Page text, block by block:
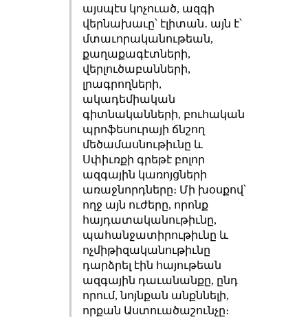
այսպէս կոչուած, ազգի
վերնախաւը՝ էլիտան․ այն է՝
մտաւորականութեան,
քաղաքագէտների,
վերլուծաբանների,
լրագրողների,
ակադեմիական
գիտնականների, բուհական
պրոֆեսուրայի ճնշող
մեծամասնութիւնը և
Սփիւռքի գրեթէ բոլոր
ազգային կառոյցների
առաջնորդները։ Մի խօսքով՝
ողջ այն ուժերը, որոնք
հայդատականութիւնը,
պահանջատիրութիւնը և
ոչմիթիզականութիւնը
դարձրել էին հայութեան
ազգային դաւանանքը, ընդ
որում, նոյնքան անքննելի,
որքան Աստուածաշունչը։